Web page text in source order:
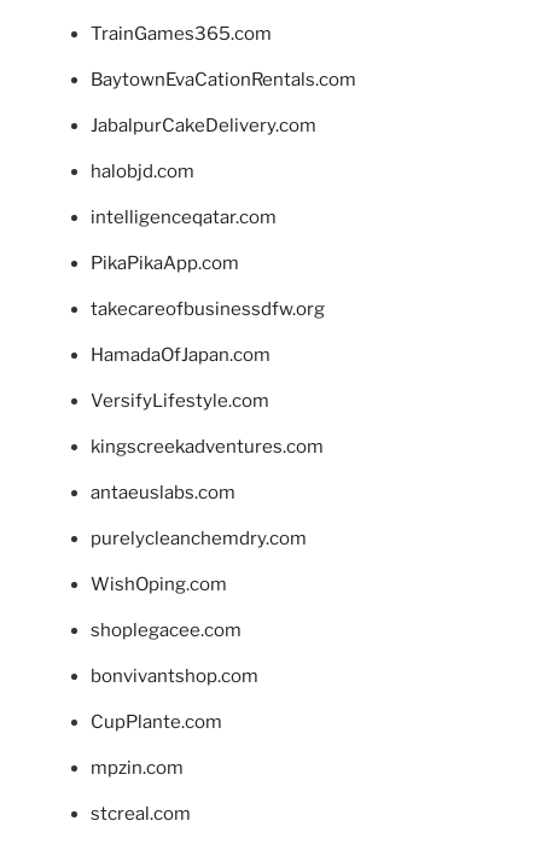
TrainGames365.com
BaytownEvaCationRentals.com
JabalpurCakeDelivery.com
halobjd.com
intelligenceqatar.com
PikaPikaApp.com
takecareofbusinessdfw.org
HamadaOfJapan.com
VersifyLifestyle.com
kingscreekadventures.com
antaeuslabs.com
purelycleanchemdry.com
WishOping.com
shoplegacee.com
bonvivantshop.com
CupPlante.com
mpzin.com
stcreal.com